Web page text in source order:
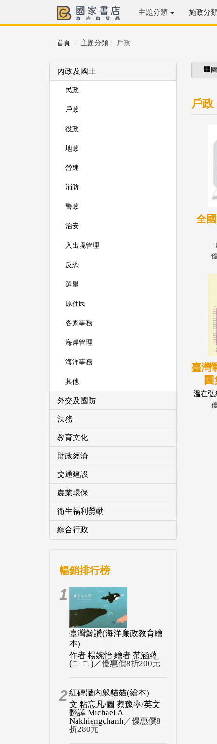
主題分類 施政分
首頁 主題分類 戶政
內政及國土
民政
戶政
役政
地政
營建
消防
警政
治安
入出境管理
反恐
選舉
原住民
客家事務
海岸管理
海洋事務
其他
外交及國防
法務
教育文化
財政經濟
交通建設
農業環保
衛生福利勞動
綜合行政
暢銷排行榜
1
臺灣鯨讚(海洋廉政教育繪
本)
作者 楊婉怡 繪者 范涵蘊
(ㄈ ㄈ) ／優惠價8折200元
2紅磚牆內躲貓貓(繪本)
文 粘忘凡/圖 蔡豫寧/英文
翻譯 Michael A.
Nakhiengchanh／優惠價8
折280元
戶政
全
臺灣
溫在弘
圖主